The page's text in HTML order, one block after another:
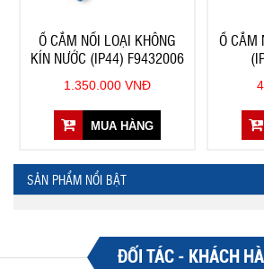
Ổ CẮM NỐI LOẠI KHÔNG
KÍN NƯỚC (IP44) F9432006
1.350.000 VNĐ
MUA HÀNG
Ổ CẮM
SẢN PHẨM NỔI BẬT
ĐỐI TÁC - KHÁCH